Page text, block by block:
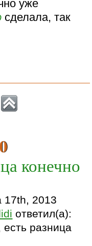
уже
сделала, так
конечно
17th, 2013
ответил(а):
есть разница